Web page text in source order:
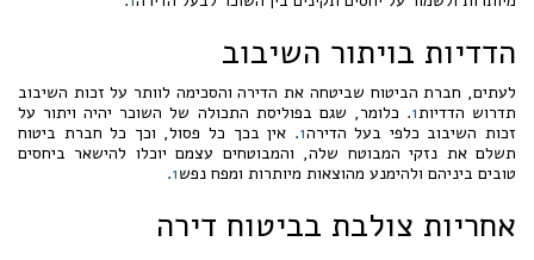
הדדיות בויתור השיבוב
לעתים, חברת הביטוח שביטחה את הדירה והסכימה לוותר על זכות השיבוב
תדרוש הדדיות1. כלומר, שגם בפוליסת התכולה של השוכר יהיה ויתור על
זכות השיבוב כלפי בעל הדירה1. אין בכך כל פסול, וכך כל חברת ביטוח
תשלם את נזקי המבוטח שלה, והמבוטחים עצמם יוכלו להישאר ביחסים
טובים ביניהם ולהימנע מהוצאות מיותרות ומפח נפש1
.
אחריות צולבת בביטוח דירה